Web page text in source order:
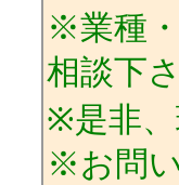
※業種
相談下さ
※是非、
※お問